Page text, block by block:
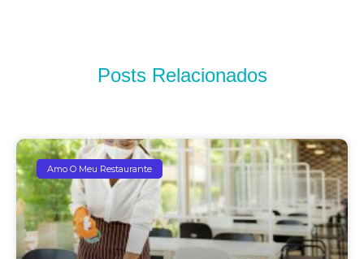
Posts Relacionados
Amo O Meu Restaurante